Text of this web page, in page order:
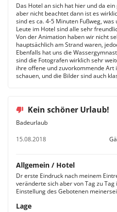
Das Hotel an sich hat hier und da
aber nicht beachtet dann ist es
sind es ca. 4-5 Minuten Fußweg,
Leute im Hotel sind alle sehr
Von der Animation haben wir nicht
hauptsächlich am Strand waren,
Ebenfalls hat uns die
sind die Fotografen wirklich sehr
ihre offene und zuvorkommende
schauen, und die Bilder sind auch
Kein schöner Urlaub!
Badeurlaub
15.08.2018
Allgemein / Hotel
Dr erste Eindruck nach meinem
veränderte sich aber von Tag zu
Einstellung des Gebotenen
Lage